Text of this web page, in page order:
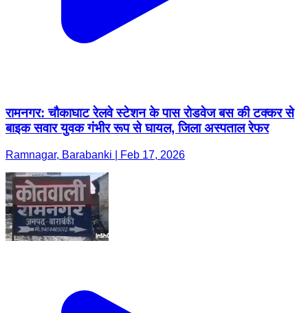
रामनगर: चौकाघाट रेलवे स्टेशन के पास रोडवेज बस की टक्कर से
बाइक सवार युवक गंभीर रूप से घायल, जिला अस्पताल रेफर
Ramnagar, Barabanki | Feb 17, 2026